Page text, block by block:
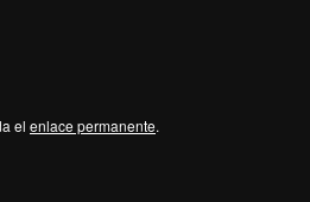
el enlace permanente.